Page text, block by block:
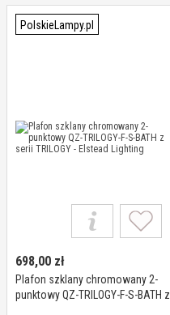
Lighting
PolskieLampy.pl
698,00 zł
Plafon szklany chromowany 2-
punktowy QZ-TRILOGY-F-S-BATH z